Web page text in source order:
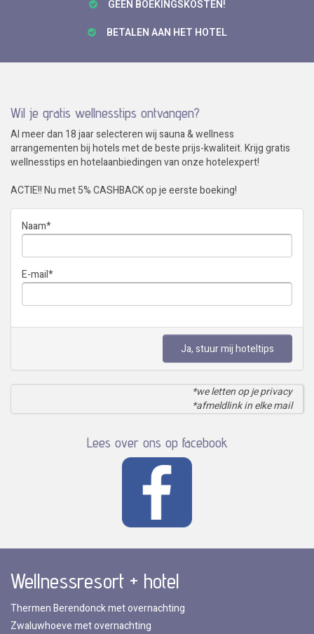
GÉÉN BOEKINGSKOSTEN!
BETALEN AAN HET HOTEL
Wil je gratis wellnesstips ontvangen?
Al meer dan 18 jaar selecteren wij sauna & wellness
arrangementen bij hotels met de beste prijs-kwaliteit. Krijg gratis
wellnesstips en hotelaanbiedingen van onze hotelexpert!
ACTIE!! Nu met 5% CASHBACK op je eerste boeking!
Naam*
E-mail*
Ja, stuur mij hoteltips
*we letten op je privacy
*afmeldlink in elke mail
Lees over ons op facebook
Wellnessresort + hotel
Thermen Berendonck met overnachting
Zwaluwhoeve met overnachting